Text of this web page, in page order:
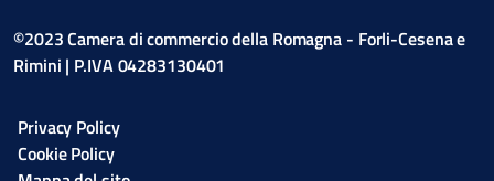
©2023 Camera di commercio della Romagna - Forli-Cesena e
Rimini | P.IVA 04283130401
Privacy Policy
Cookie Policy